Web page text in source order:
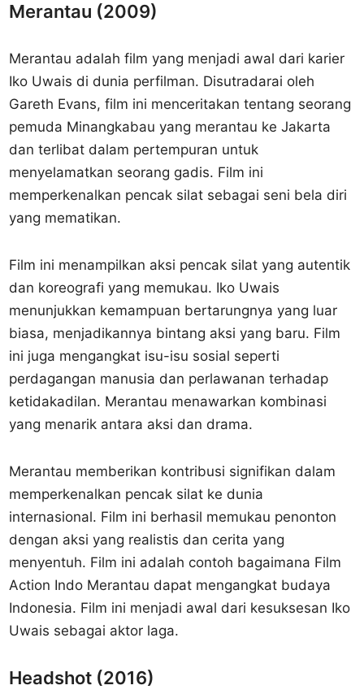
Merantau (2009)
Merantau adalah film yang menjadi awal dari karier
Iko Uwais di dunia perfilman. Disutradarai oleh
Gareth Evans, film ini menceritakan tentang seorang
pemuda Minangkabau yang merantau ke Jakarta
dan terlibat dalam pertempuran untuk
menyelamatkan seorang gadis. Film ini
memperkenalkan pencak silat sebagai seni bela diri
yang mematikan.
Film ini menampilkan aksi pencak silat yang autentik
dan koreografi yang memukau. Iko Uwais
menunjukkan kemampuan bertarungnya yang luar
biasa, menjadikannya bintang aksi yang baru. Film
ini juga mengangkat isu-isu sosial seperti
perdagangan manusia dan perlawanan terhadap
ketidakadilan. Merantau menawarkan kombinasi
yang menarik antara aksi dan drama.
Merantau memberikan kontribusi signifikan dalam
memperkenalkan pencak silat ke dunia
internasional. Film ini berhasil memukau penonton
dengan aksi yang realistis dan cerita yang
menyentuh. Film ini adalah contoh bagaimana Film
Action Indo Merantau dapat mengangkat budaya
Indonesia. Film ini menjadi awal dari kesuksesan Iko
Uwais sebagai aktor laga.
Headshot (2016)